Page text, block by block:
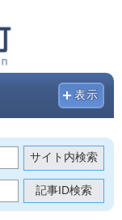
表示
サイト内検索
記事ID検索